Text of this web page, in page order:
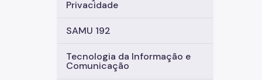
Privacidade
SAMU 192
Tecnologia da Informação e
Comunicação